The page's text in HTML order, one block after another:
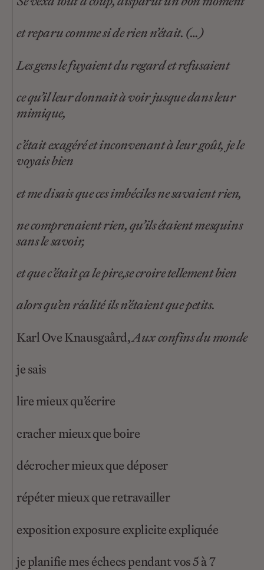
et reparu comme si de rien n’était. (…)
Les gens le fuyaient du regard et refusaient
ce qu’il leur donnait à voir jusque dans leur
mimique,
c’était exagéré et inconvenant à leur goût, je le
voyais bien
et me disais que ces imbéciles ne savaient rien,
ne comprenaient rien, qu’ils étaient mesquins
sans le savoir,
et que c’était ça le pire,se croire tellement bien
alors qu’en réalité ils n’étaient que petits.
Karl Ove Knausgaård,Aux confins du monde
je sais
lire mieux qu’écrire
cracher mieux que boire
décrocher mieux que déposer
répéter mieux que retravailler
exposition exposure explicite expliquée
je planifie mes échecs pendant vos 5 à 7